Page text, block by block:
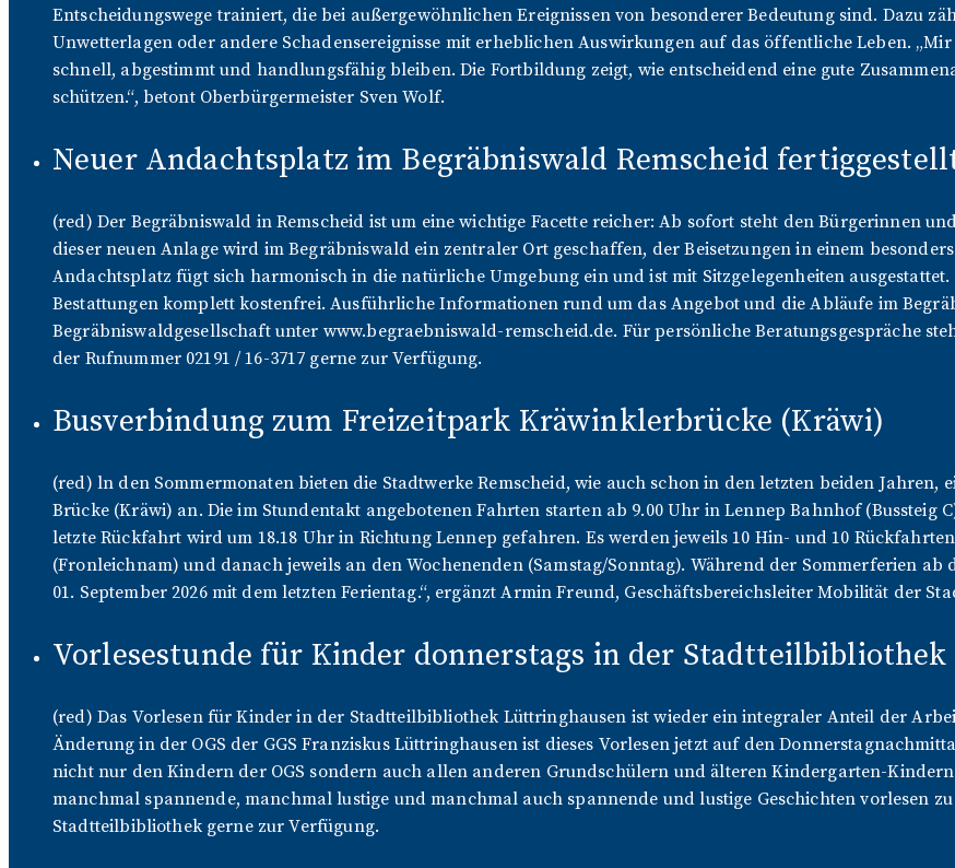
Entscheidungswege trainiert, die bei außergewöhnlichen Ereignissen von besonderer Bedeutung sind. Dazu
Unwetterlagen oder andere Schadensereignisse mit erheblichen Auswirkungen auf das öffentliche Leben.
schnell, abgestimmt und handlungsfähig bleiben. Die Fortbildung zeigt, wie entscheidend eine gute
schützen.“, betont Oberbürgermeister Sven Wolf.
Neuer Andachtsplatz im Begräbniswald Remscheid
(red) Der Begräbniswald in Remscheid ist um eine wichtige Facette reicher: Ab sofort steht den Bürgerinnen
dieser neuen Anlage wird im Begräbniswald ein zentraler Ort geschaffen, der Beisetzungen in einem
Andachtsplatz fügt sich harmonisch in die natürliche Umgebung ein und ist mit Sitzgelegenheiten
Bestattungen komplett kostenfrei. Ausführliche Informationen rund um das Angebot und die Abläufe im
Begräbniswaldgesellschaft unter www.begraebniswald-remscheid.de. Für persönliche Beratungsgespräche
der Rufnummer 02191 / 16-3717 gerne zur Verfügung.
Busverbindung zum Freizeitpark Kräwinklerbrücke (Kräwi)
(red) ln den Sommermonaten bieten die Stadtwerke Remscheid, wie auch schon in den letzten beiden
Brücke (Kräwi) an. Die im Stundentakt angebotenen Fahrten starten ab 9.00 Uhr in Lennep Bahnhof (Bussteig
letzte Rückfahrt wird um 18.18 Uhr in Richtung Lennep gefahren. Es werden jeweils 10 Hin- und 10
(Fronleichnam) und danach jeweils an den Wochenenden (Samstag/Sonntag). Während der Sommerferien ab
01. September 2026 mit dem letzten Ferientag.“, ergänzt Armin Freund, Geschäftsbereichsleiter Mobilität der
Vorlesestunde für Kinder donnerstags in der Stadtteilbibliothek
(red) Das Vorlesen für Kinder in der Stadtteilbibliothek Lüttringhausen ist wieder ein integraler Anteil der
Änderung in der OGS der GGS Franziskus Lüttringhausen ist dieses Vorlesen jetzt auf den
nicht nur den Kindern der OGS sondern auch allen anderen Grundschülern und älteren Kindergarten-
manchmal spannende, manchmal lustige und manchmal auch spannende und lustige Geschichten vorlesen
Stadtteilbibliothek gerne zur Verfügung.